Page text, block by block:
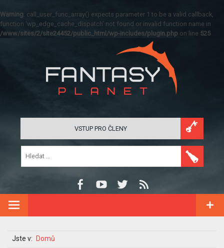
Warning: call_user_func_array() expects parameter 1 to be a valid callback,
function 'wp_edge_cache_dispatch' not found or invalid function name in
/www/sites/2/site24452/public_html/wp-includes/plugin.php on line 525
VSTUP PRO ČLENY
Jste v: Domů